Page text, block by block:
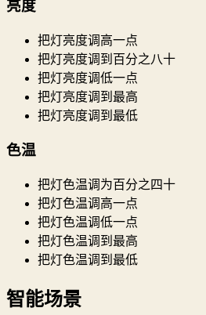
亮度
把灯亮度调高一点
把灯亮度调到百分之八十
把灯亮度调低一点
把灯亮度调到最高
把灯亮度调到最低
色温
把灯色温调为百分之四十
把灯色温调高一点
把灯色温调低一点
把灯色温调到最高
把灯色温调到最低
智能场景